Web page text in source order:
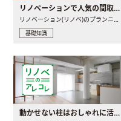
リノベーションで人気の間取りとは？トレンドの間取りと実例を徹底解説
リノベーション(リノベ)のプランニングで一番最初に決めるのは..
基礎知識
動かせない柱はおしゃれに活用！柱を魅せるリノベーション(リノベ)4選